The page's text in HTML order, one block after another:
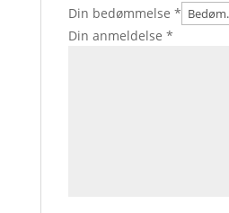
Din bedømmelse *
Din anmeldelse *